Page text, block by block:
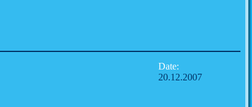
Date:
20.12.2007